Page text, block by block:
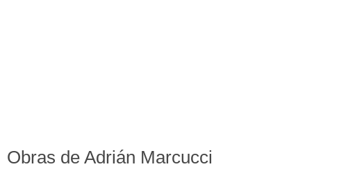
Obras de Adrián Marcucci